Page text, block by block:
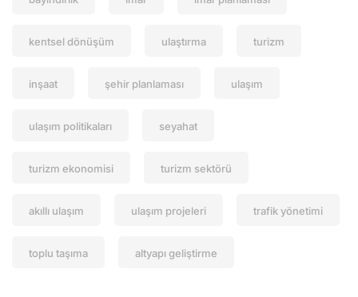
kentsel dönüşüm ulaştırma turizm
inşaat şehir planlaması ulaşım
ulaşım politikaları seyahat
turizm ekonomisi turizm sektörü
akıllı ulaşım ulaşım projeleri trafik yönetimi
toplu taşıma altyapı geliştirme